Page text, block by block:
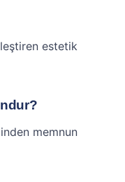
estetik
memnun